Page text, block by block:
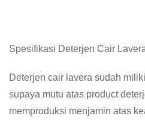
Spesifikasi Deterjen Cair
Deterjen cair lavera sudah
supaya mutu atas product
memproduksi menjamin atas